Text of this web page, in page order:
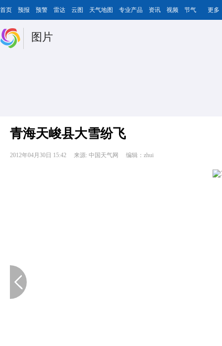
首页 预报 预警 雷达 云图 天气地图 专业产品 资讯 视频 节气 更多
图片
青海天峻县大雪纷飞
2012年04月30日 15:42 来源: 中国天气网 编辑：zhui